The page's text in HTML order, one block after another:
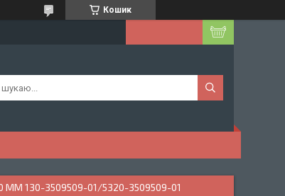
Кошик
130-3509509-01/5320-3509509-01